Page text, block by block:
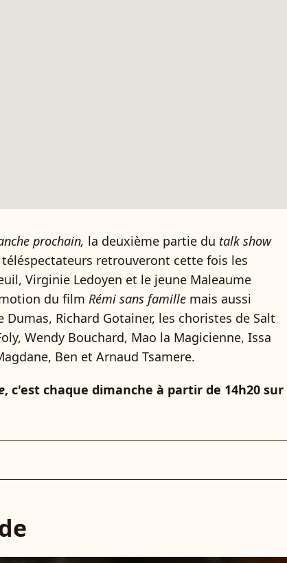
prochain, la deuxième partie du talk show
retrouveront cette fois les
Virginie Ledoyen et le jeune Maleaume
du film Rémi sans famille mais aussi
Richard Gotainer, les choristes de Salt
Wendy Bouchard, Mao la Magicienne, Issa
Ben et Arnaud Tsamere.
, c'est chaque dimanche à partir de 14h20 sur